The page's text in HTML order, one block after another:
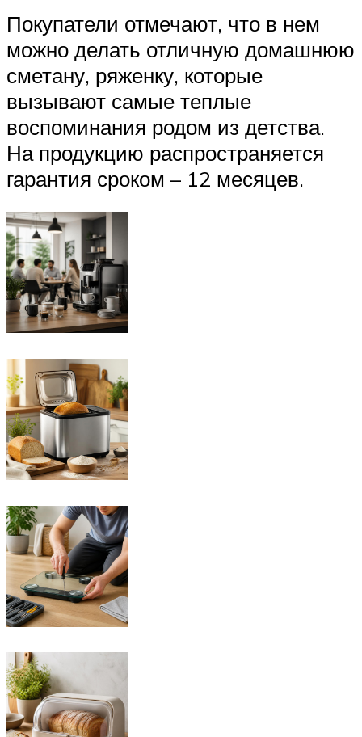
Покупатели отмечают, что в нем
можно делать отличную домашнюю
сметану, ряженку, которые
вызывают самые теплые
воспоминания родом из детства.
На продукцию распространяется
гарантия сроком – 12 месяцев.